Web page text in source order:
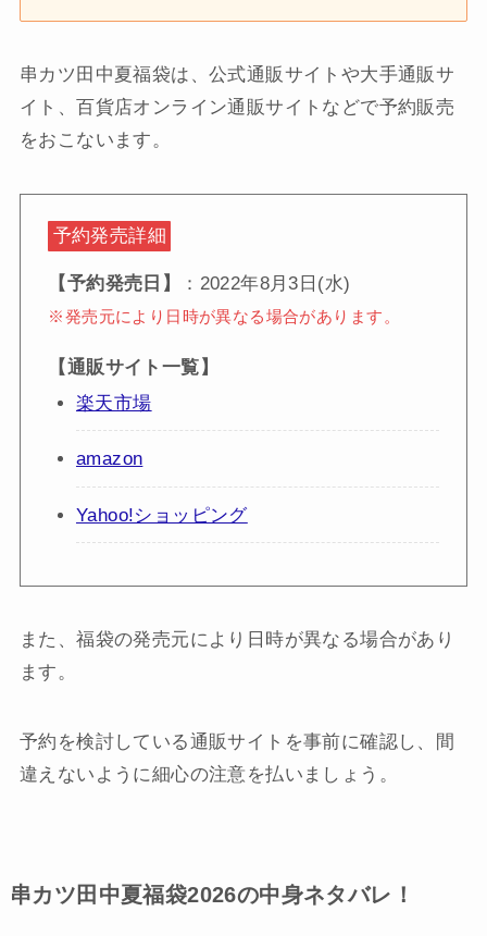
串カツ田中夏福袋は、公式通販サイトや大手通販サ
イト、百貨店オンライン通販サイトなどで予約販売
をおこないます。
予約発売詳細
【予約発売日】 ：2022年8月3日(水)
※発売元により日時が異なる場合があります。
【通販サイト一覧】
楽天市場
amazon
Yahoo!ショッピング
また、福袋の発売元により日時が異なる場合があり
ます。
予約を検討している通販サイトを事前に確認し、間
違えないように細心の注意を払いましょう。
串カツ田中夏福袋2026の中身ネタバレ！